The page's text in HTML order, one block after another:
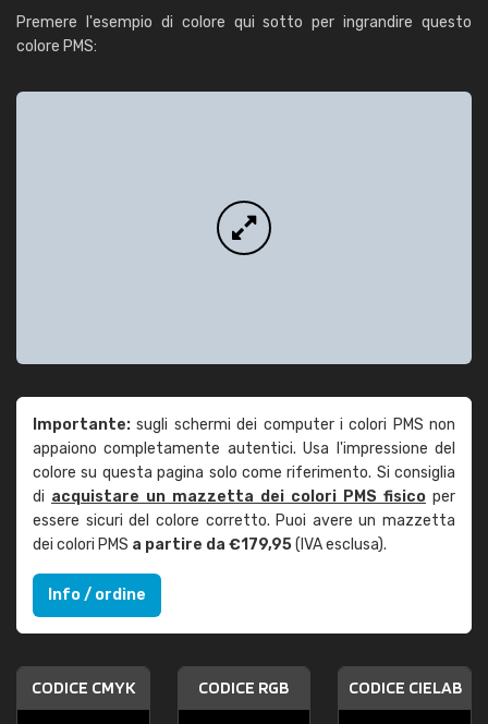
Premere l'esempio di colore qui sotto per ingrandire questo
colore PMS:
Importante: sugli schermi dei computer i colori PMS non
appaiono completamente autentici. Usa l'impressione del
colore su questa pagina solo come riferimento. Si consiglia
di acquistare un mazzetta dei colori PMS fisico per
essere sicuri del colore corretto. Puoi avere un mazzetta
dei colori PMS a partire da €179,95(IVA esclusa).
Info / ordine
CODICE CMYK CODICE RGB CODICE CIELAB